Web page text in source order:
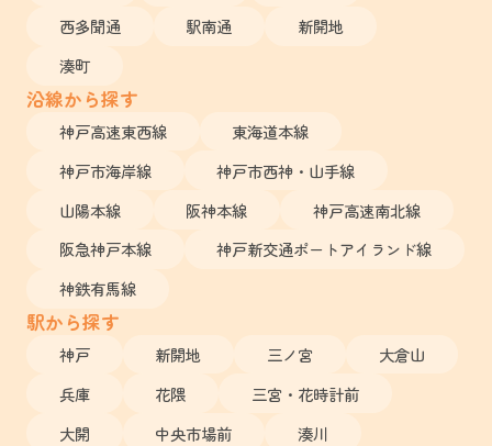
西多聞通
駅南通
新開地
湊町
沿線から探す
神戸高速東西線
東海道本線
神戸市海岸線
神戸市西神・山手線
山陽本線
阪神本線
神戸高速南北線
阪急神戸本線
神戸新交通ポートアイランド線
神鉄有馬線
駅から探す
神戸 新開地 三ノ宮
大倉山
兵庫
花隈
三宮・花時計前
大開
中央市場前 湊川